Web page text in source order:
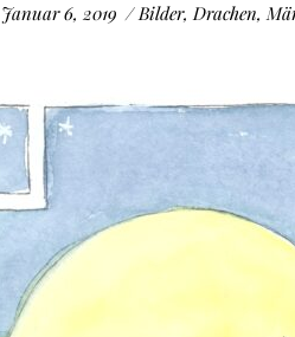
Januar 6, 2019 Bilder,Drachen,